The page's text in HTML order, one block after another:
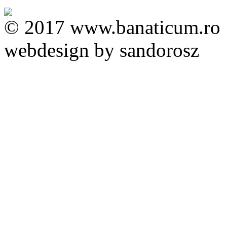
© 2017 www.banaticum.ro
webdesign by sandorosz